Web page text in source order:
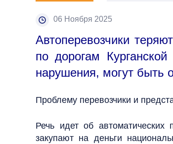
06 Ноября 2025
Автоперевозчики
по дорогам
нарушения, могут быть
Проблему перевозчики и
Речь идет об автоматических
закупают на деньги